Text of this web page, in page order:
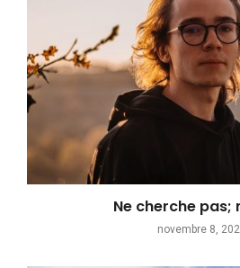
Ne cherche pas;
novembre 8,